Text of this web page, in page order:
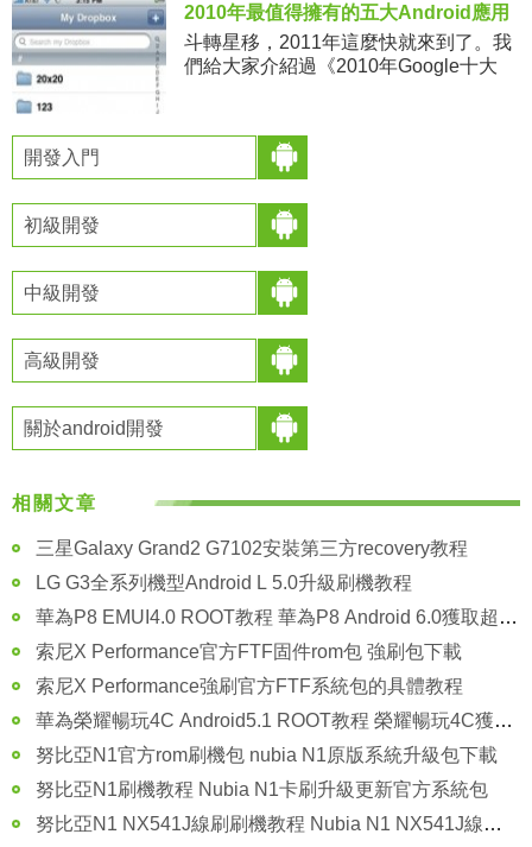
2010年最值得擁有的五大Android應用
斗轉星移，2011年這麼快就來到了。我
們給大家介紹過《2010年Google十大
五個應用。2
開發入門
初級開發
中級開發
高級開發
關於android開發
相關文章
三星Galaxy Grand2 G7102安裝第三方recovery教程
LG G3全系列機型Android L 5.0升級刷機教程
華為P8 EMUI4.0 ROOT教程 華為P8 Android 6.0獲取超級權限方法
索尼X Performance官方FTF固件rom包 強刷包下載
索尼X Performance強刷官方FTF系統包的具體教程
華為榮耀暢玩4C Android5.1 ROOT教程 榮耀暢玩4C獲取Android5.1的root權限
努比亞N1官方rom刷機包 nubia N1原版系統升級包下載
努比亞N1刷機教程 Nubia N1卡刷升級更新官方系統包
努比亞N1 NX541J線刷刷機教程 Nubia N1 NX541J線刷救磚包